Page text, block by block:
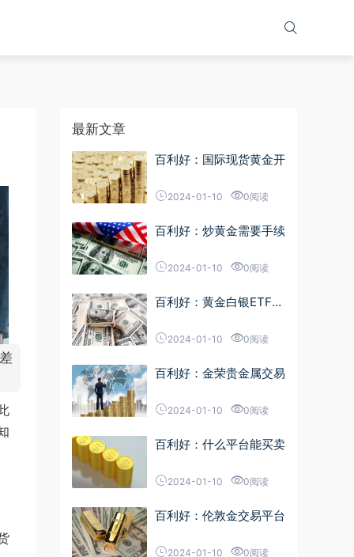
最新文章
百利好：国际现货黄金开
2024-01-10 0阅读
百利好：炒黄金需要手续
2024-01-10 0阅读
百利好：黄金白银ETF是
2024-01-10 0阅读
百利好：金荣贵金属交易
2024-01-10 0阅读
百利好：什么平台能买卖
2024-01-10 0阅读
百利好：伦敦金交易平台
2024-01-10 0阅读